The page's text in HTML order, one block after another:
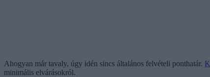
Ahogyan már tavaly, úgy idén sincs általános felvételi ponthatár.
minimális elvárásokról.